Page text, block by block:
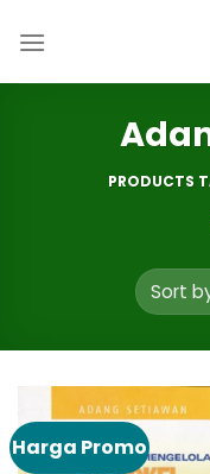
PRODUCTS
Harga Promo